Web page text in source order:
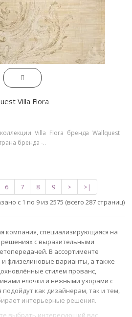
Villa Flora
Villa Flora бренда Wallquest
бренда -..
6 7 8 9 >
>|
с 1 по 9 из 2575 (всего 287 страниц)
компания, специализирующаяся на
с выразительными
В ассортименте
флизелиновые варианты, а также
стилем прованс,
елочки и нежными узорами с
как дизайнерам, так и тем,
интерьерные решения.
выбрать интересующий вас